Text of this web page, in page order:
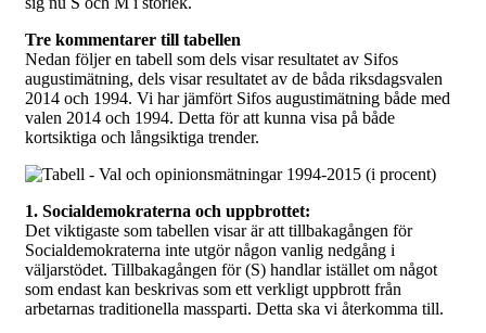
Tre kommentarer till tabellen
Nedan följer en tabell som dels visar resultatet av Sifos
augustimätning, dels visar resultatet av de båda riksdagsvalen
2014 och 1994. Vi har jämfört Sifos augustimätning både med
valen 2014 och 1994. Detta för att kunna visa på både
kortsiktiga och långsiktiga trender.
1. Socialdemokraterna och uppbrottet:
Det viktigaste som tabellen visar är att tillbakagången för
Socialdemokraterna inte utgör någon vanlig nedgång i
väljarstödet. Tillbakagången för (S) handlar istället om något
som endast kan beskrivas som ett verkligt uppbrott från
arbetarnas traditionella massparti. Detta ska vi återkomma till.